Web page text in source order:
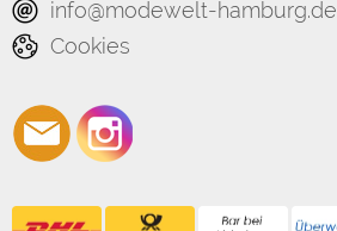
info@modewelt-hamburg.de
Cookies